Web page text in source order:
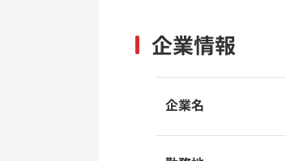
企業情報
企業名